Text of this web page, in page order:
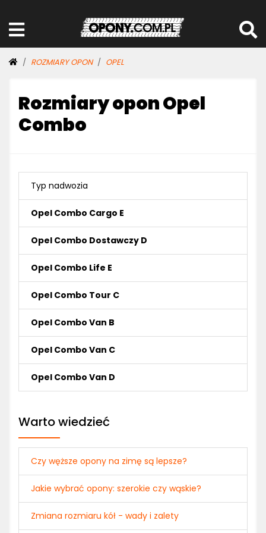
ROZMIARY OPON OPEL
Rozmiary opon Opel
Combo
Typ nadwozia
Opel Combo Cargo E
Opel Combo Dostawczy D
Opel Combo Life E
Opel Combo Tour C
Opel Combo Van B
Opel Combo Van C
Opel Combo Van D
Warto wiedzieć
Czy węższe opony na zimę są lepsze?
Jakie wybrać opony: szerokie czy wąskie?
Zmiana rozmiaru kół - wady i zalety